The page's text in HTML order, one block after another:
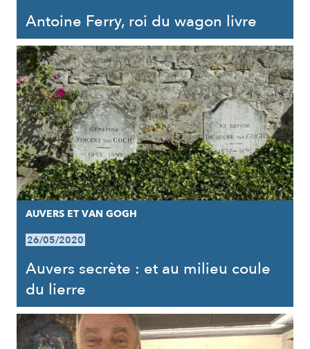
Antoine Ferry, roi du wagon livre
AUVERS ET VAN GOGH
26/05/2020
Auvers secrète : et au milieu coule
du lierre